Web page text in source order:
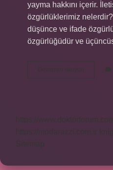
yayma hakkını içerir.
özgürlüklerimiz
düşünce ve ifade
özgürlüğüdür ve
Devamını okuyun
Haberleşme
Özgürlüğü
https://
https://modarazzi.com.tr
Sitemap